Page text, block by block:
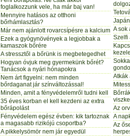
foglalkozzunk vele, ha már baj van!
Mennyire hatásos az otthoni
bőrhámlasztás?
Már nem ajánlott rovarcsípésre a kalcium
Ezek a gyógynövények a legjobbak a
kamaszok bőrére
A stressztől a bőrünk is megbetegedhet
Hogyan óvjuk meg gyermekünk bőrét?
Tanácsok a nyári hónapokra
Nem árt figyelni: nem minden
bőrdaganat jár színváltozással!
Minden, amit a fényvédelemről tudni kell
35 éves korban el kell kezdeni az extra
bőrápolást
Fényvédelem egész évben: kik tartoznak
a magasabb rizikójú csoportba?
A pikkelysömör nem jár egyedül
A sok
Szelfi
Atkák
Az
A
Az